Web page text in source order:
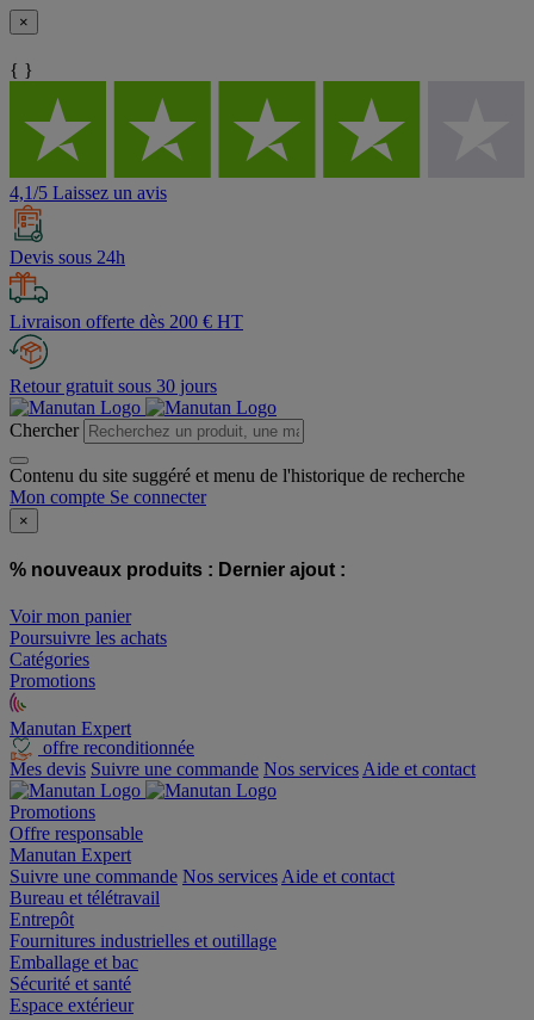
×
{ }
4,1/5 Laissez un avis
Devis sous 24h
Livraison offerte dès 200 € HT
Retour gratuit sous 30 jours
Chercher
Contenu du site suggéré et menu de l'historique de recherche
Mon compte Se connecter
×
% nouveaux produits : Dernier ajout :
Voir mon panier
Poursuivre les achats
Catégories
Promotions
Manutan Expert
offre reconditionnée
Mes devis Suivre une commande Nos services Aide et contact
Promotions
Offre responsable
Manutan Expert
Suivre une commande Nos services Aide et contact
Bureau et télétravail
Entrepôt
Fournitures industrielles et outillage
Emballage et bac
Sécurité et santé
Espace extérieur